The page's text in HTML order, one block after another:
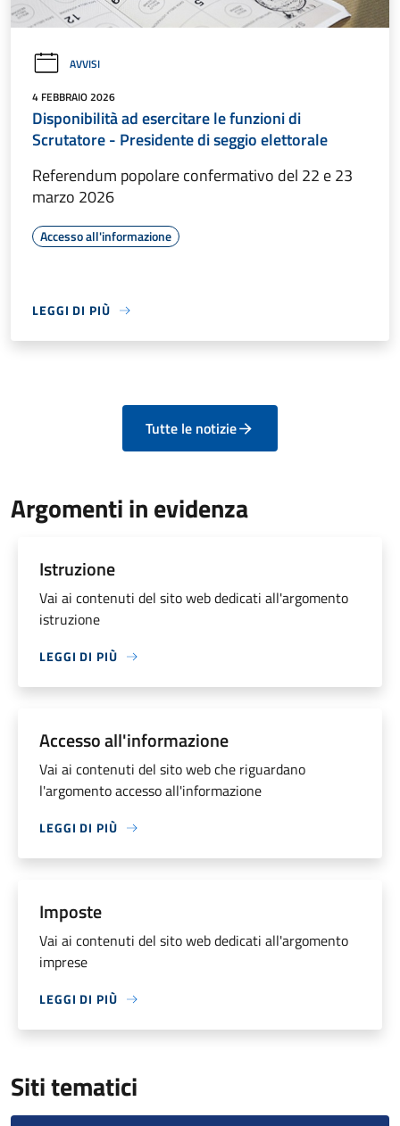
AVVISI
4 FEBBRAIO 2026
Disponibilità ad esercitare le funzioni di
Scrutatore - Presidente di seggio elettorale
Referendum popolare confermativo del 22 e 23
marzo 2026
Accesso all'informazione
LEGGI DI PIÙ
Tutte le notizie
Argomenti in evidenza
Istruzione
Vai ai contenuti del sito web dedicati all'argomento
istruzione
LEGGI DI PIÙ
Accesso all'informazione
Vai ai contenuti del sito web che riguardano
l'argomento accesso all'informazione
LEGGI DI PIÙ
Imposte
Vai ai contenuti del sito web dedicati all'argomento
imprese
LEGGI DI PIÙ
Siti tematici